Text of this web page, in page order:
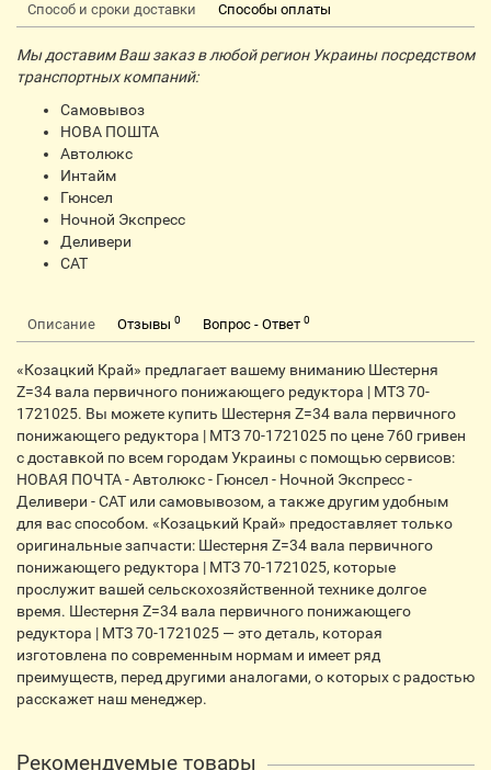
Способ и сроки доставки Способы оплаты
Мы доставим Ваш заказ в любой регион Украины посредством
транспортных компаний:
Самовывоз
НОВА ПОШТА
Автолюкс
Интайм
Гюнсел
Ночной Экспресс
Деливери
CАТ
Описание Отзывы 0 Вопрос - Ответ 0
«Козацкий Край» предлагает вашему вниманию Шестерня
Z=34 вала первичного понижающего редуктора | МТЗ 70-
1721025. Вы можете купить Шестерня Z=34 вала первичного
понижающего редуктора | МТЗ 70-1721025 по цене 760 гривен
с доставкой по всем городам Украины с помощью сервисов:
НОВАЯ ПОЧТА - Автолюкс - Гюнсел - Ночной Экспресс -
Деливери - CАТ или самовывозом, а также другим удобным
для вас способом. «Козацький Край» предоставляет только
оригинальные запчасти: Шестерня Z=34 вала первичного
понижающего редуктора | МТЗ 70-1721025, которые
прослужит вашей сельскохозяйственной технике долгое
время. Шестерня Z=34 вала первичного понижающего
редуктора | МТЗ 70-1721025 — это деталь, которая
изготовлена по современным нормам и имеет ряд
преимуществ, перед другими аналогами, о которых с радостью
расскажет наш менеджер.
Рекомендуемые товары